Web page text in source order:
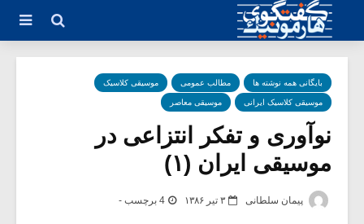
بایگانی همه نوشته ها مطالب عمومی موسیقی کلاسیک
موسیقی کلاسیک ایرانی موسیقی معاصر
نوآوری و تفکر انتزاعی در
موسیقی ایران (۱)
پیمان سلطانی ۳ تیر ۱۳۸۶ 4 برچسب -